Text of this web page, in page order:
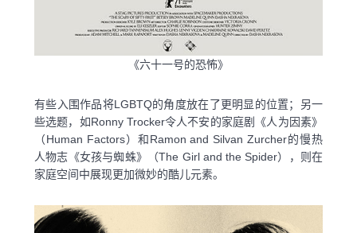
《六十一号的恐怖》
有些入围作品将LGBTQ的角度放在了更明显的位置；另一
些选题，如Ronny Trocker令人不安的家庭剧《人为因素》
（Human Factors）和Ramon and Silvan Zurcher的慢热
人物志《女孩与蜘蛛》（The Girl and the Spider），则在
家庭空间中展现更加微妙的酷儿元素。